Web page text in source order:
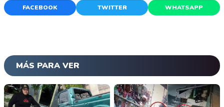
FACEBOOK TWITTER WHATSAPP
MÁS PARA VER